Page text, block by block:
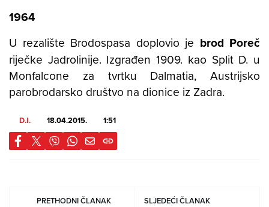
1964
U rezalište Brodospasa doplovio je brod Poreč
riječke Jadrolinije. Izgrađen 1909. kao Split D. u
Monfalcone za tvrtku Dalmatia, Austrijsko
parobrodarsko društvo na dionice iz Zadra.
D.I. 18.04.2015. 1:51
PRETHODNI ČLANAK
SLJEDEĆI ČLANAK